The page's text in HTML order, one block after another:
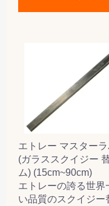
エトレー マスター
(ガラススクイジー
ム) (15cm~90cm)
エトレーの誇る世界
い品質のスクイジー